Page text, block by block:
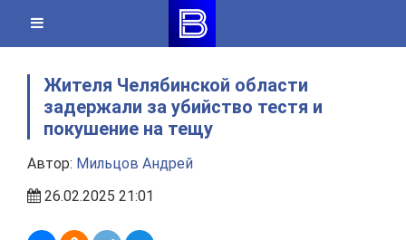
content
Жителя Челябинской области
задержали за убийство тестя и
покушение на тещу
Автор: Мильцов Андрей
26.02.2025 21:01